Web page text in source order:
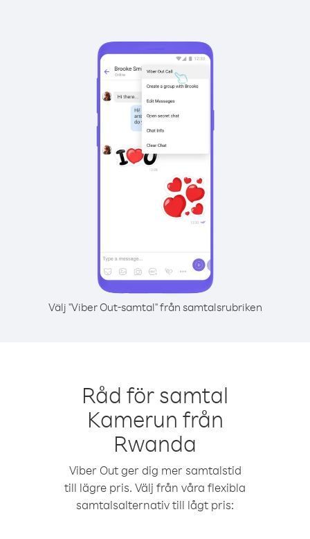
Välj "Viber Out-samtal" från samtalsrubriken
Råd för samtal
Kamerun från
Rwanda
Viber Out ger dig mer samtalstid
till lägre pris. Välj från våra flexibla
samtalsalternativ till lågt pris: